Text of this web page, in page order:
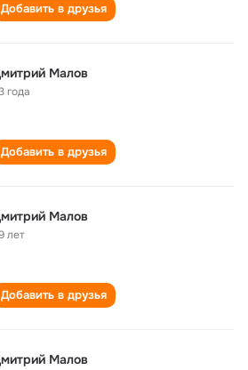
Добавить в друзья
Малов
года
Добавить в друзья
Малов
лет
Добавить в друзья
Малов